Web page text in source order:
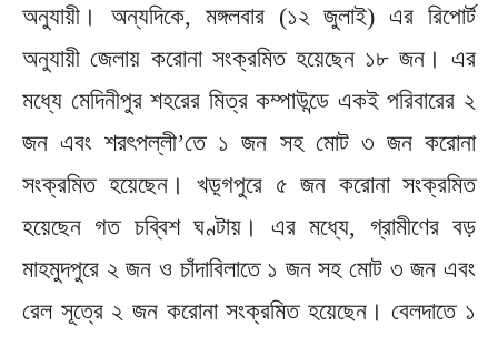
অনুযায়ী। অন্যদিকে, মঙ্গলবার (১২ জুলাই) এর রিপোর্ট
অনুযায়ী জেলায় করোনা সংক্রমিত হয়েছেন ১৮ জন। এর
মধ্যে মেদিনীপুর শহরের মিত্র কম্পাউন্ডে একই পরিবারের ২
জন এবং শরৎপল্লী’তে ১ জন সহ মোট ৩ জন করোনা
সংক্রমিত হয়েছেন। খড়্গপুরে ৫ জন করোনা সংক্রমিত
হয়েছেন গত চব্বিশ ঘণ্টায়। এর মধ্যে, গ্রামীণের বড়
মাহমুদপুরে ২ জন ও চাঁদাবিলাতে ১ জন সহ মোট ৩ জন এবং
রেল সূত্রে ২ জন করোনা সংক্রমিত হয়েছেন। বেলদাতে ১